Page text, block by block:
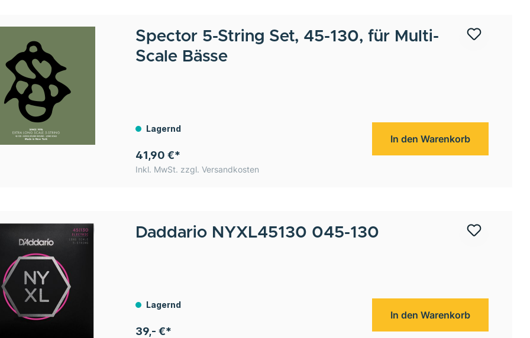
Spector 5-String Set, 45-130, für Multi-
Scale Bässe
Lagernd
41,90 €*
Inkl. MwSt. zzgl. Versandkosten
In den Warenkorb
Daddario NYXL45130 045-130
Lagernd
39,- €*
In den Warenkorb